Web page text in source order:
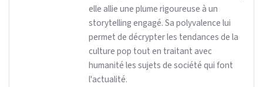
elle allie une plume rigoureuse à un
storytelling engagé. Sa polyvalence lui
permet de décrypter les tendances de la
culture pop tout en traitant avec
humanité les sujets de société qui font
l'actualité.